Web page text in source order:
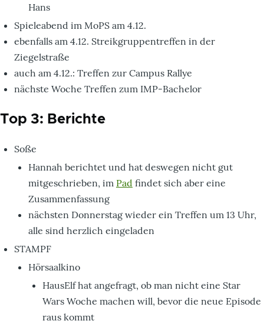
Hans
Spieleabend im MoPS am 4.12.
ebenfalls am 4.12. Streikgruppentreffen in der
Ziegelstraße
auch am 4.12.: Treffen zur Campus Rallye
nächste Woche Treffen zum IMP-Bachelor
Top 3: Berichte
Soße
Hannah berichtet und hat deswegen nicht gut
mitgeschrieben, im Pad findet sich aber eine
Zusammenfassung
nächsten Donnerstag wieder ein Treffen um 13 Uhr,
alle sind herzlich eingeladen
STAMPF
Hörsaalkino
HausElf hat angefragt, ob man nicht eine Star
Wars Woche machen will, bevor die neue Episode
raus kommt